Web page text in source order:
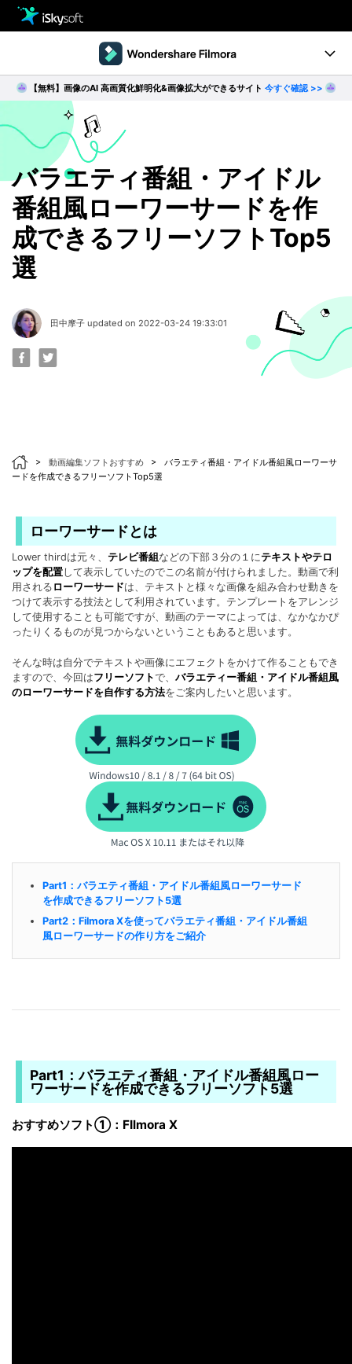
Utility
製品活用事例
ストア
ダウンロード
サポート
製品ページ
Filmstock
操作ガイド
動作環境
動画編集の基本とコツ
【無料】画像のAI 高画質化鮮明化&画像拡大ができるサイト 今すぐ確認 >>
バラエティ番組・アイドル
番組風ローワーサードを作
成できるフリーソフトTop5
選
田中摩子 updated on 2022-03-24 19:33:01
> 動画編集ソフトおすすめ >
バラエティ番組・アイドル番組風ローワーサ
ードを作成できるフリーソフトTop5選
ローワーサードとは
Lower thirdは元々、 テレビ番組 などの下部３分の１にテキストやテロ
ップを配置して表示していたのでこの名前が付けられました。動画で利
用される ローワーサードは、テキストと様々な画像を組み合わせ動きを
つけて表示する技法として利用されています。テンプレートをアレンジ
して使用することも可能ですが、動画のテーマによっては、なかなかぴ
ったりくるものが見つからないということもあると思います。
そんな時は自分でテキストや画像にエフェクトをかけて作ることもでき
ますので、今回はフリーソフトで、 バラエティー番組・アイドル番組風
のローワーサードを自作する方法をご案内したいと思います。
Part1：バラエティ番組・アイドル番組風ローワーサード
を作成できるフリーソフト5選
Part2：Filmora Xを使ってバラエティ番組・アイドル番組
風ローワーサードの作り方をご紹介
Part1：バラエティ番組・アイドル番組風ロー
ワーサードを作成できるフリーソフト5選
おすすめソフト①：FIlmora X